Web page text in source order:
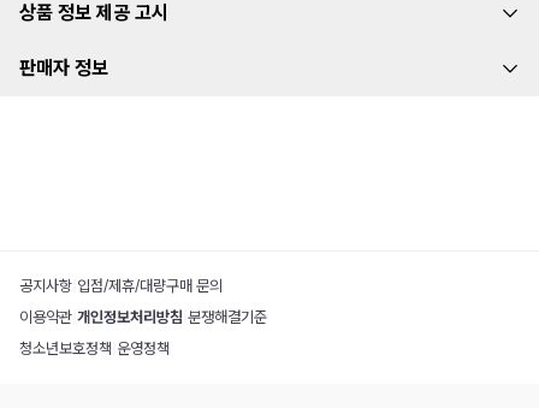
상품 정보 제공 고시
판매자 정보
공지사항 입점/제휴/대량구매 문의
이용약관 개인정보처리방침 분쟁해결기준
청소년보호정책 운영정책